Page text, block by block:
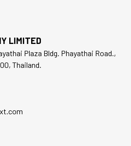
LIMITED
Plaza Bldg. Phayathai Road.,
Thailand.